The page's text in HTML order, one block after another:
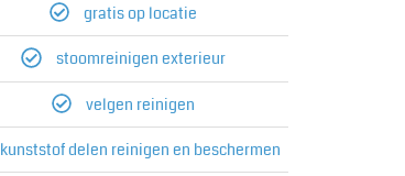
gratis op locatie
stoomreinigen exterieur
velgen reinigen
kunststof delen reinigen en beschermen